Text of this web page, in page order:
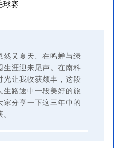
球赛
然又夏天。在鸣蝉与绿
生涯迎来尾声。在南科
光让我收获颇丰，这段
生路途中一段美好的旅
家分享一下这三年中的